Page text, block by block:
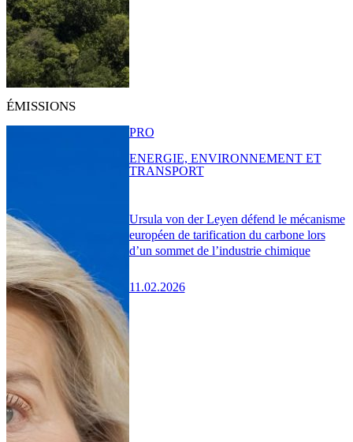
ÉMISSIONS
Ursula von der Leyen défend le mécanisme
européen de tarification du carbone lors
d’un sommet de l’industrie chimique
11.02.2026
PRO
ENERGIE, ENVIRONNEMENT ET
TRANSPORT